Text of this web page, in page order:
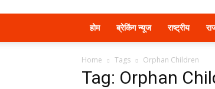
होम ब्रेकिंग न्यूज राष्ट्रीय
Home Tags Orphan Children
Tag: Orphan